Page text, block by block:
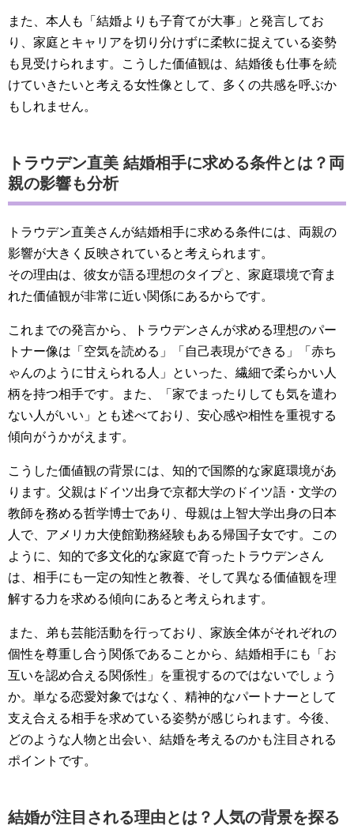
また、本人も「結婚よりも子育てが大事」と発言してお
り、家庭とキャリアを切り分けずに柔軟に捉えている姿勢
も見受けられます。こうした価値観は、結婚後も仕事を続
けていきたいと考える女性像として、多くの共感を呼ぶか
もしれません。
トラウデン直美 結婚相手に求める条件とは？両
親の影響も分析
トラウデン直美さんが結婚相手に求める条件には、両親の
影響が大きく反映されていると考えられます。
その理由は、彼女が語る理想のタイプと、家庭環境で育ま
れた価値観が非常に近い関係にあるからです。
これまでの発言から、トラウデンさんが求める理想のパー
トナー像は「空気を読める」「自己表現ができる」「赤ち
ゃんのように甘えられる人」といった、繊細で柔らかい人
柄を持つ相手です。また、「家でまったりしても気を遣わ
ない人がいい」とも述べており、安心感や相性を重視する
傾向がうかがえます。
こうした価値観の背景には、知的で国際的な家庭環境があ
ります。父親はドイツ出身で京都大学のドイツ語・文学の
教師を務める哲学博士であり、母親は上智大学出身の日本
人で、アメリカ大使館勤務経験もある帰国子女です。この
ように、知的で多文化的な家庭で育ったトラウデンさん
は、相手にも一定の知性と教養、そして異なる価値観を理
解する力を求める傾向にあると考えられます。
また、弟も芸能活動を行っており、家族全体がそれぞれの
個性を尊重し合う関係であることから、結婚相手にも「お
互いを認め合える関係性」を重視するのではないでしょう
か。単なる恋愛対象ではなく、精神的なパートナーとして
支え合える相手を求めている姿勢が感じられます。今後、
どのような人物と出会い、結婚を考えるのかも注目される
ポイントです。
結婚が注目される理由とは？人気の背景を探る